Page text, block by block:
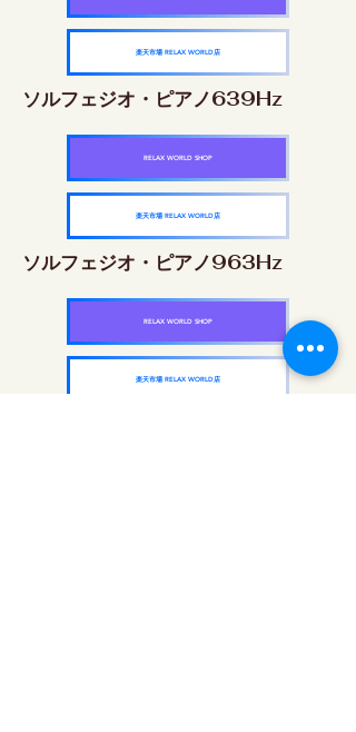
楽天市場 RELAX WORLD店
ソルフェジオ・ピアノ639Hz
RELAX WORLD SHOP
楽天市場 RELAX WORLD店
ソルフェジオ・ピアノ963Hz
RELAX WORLD SHOP
楽天市場 RELAX WORLD店